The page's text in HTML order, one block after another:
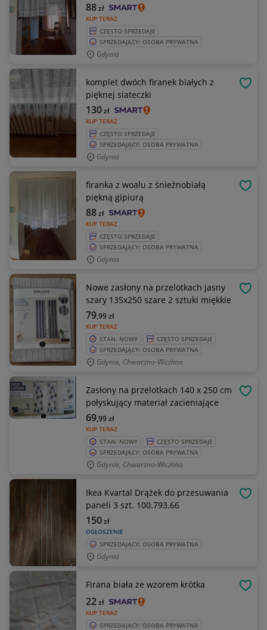
KUP TERAZ
88zł
CZĘSTO SPRZEDAJE
SPRZEDAJĄCY: OSOBA PRYWATNA
Gdynia
komplet dwóch firanek białych z
pięknej siateczki
KUP TERAZ
130zł
CZĘSTO SPRZEDAJE
SPRZEDAJĄCY: OSOBA PRYWATNA
Gdynia
firanka z woalu z śnieżnobiałą
piękną gipiurą
KUP TERAZ
88zł
CZĘSTO SPRZEDAJE
SPRZEDAJĄCY: OSOBA PRYWATNA
Gdynia
Nowe zasłony na przelotkach jasny
szary 135x250 szare 2 sztuki miękkie
KUP TERAZ
79,99zł
STAN: NOWY
CZĘSTO SPRZEDAJE
SPRZEDAJĄCY: OSOBA PRYWATNA
Gdynia, Chwarzno-Wiczlino
Zasłony na przelotkach 140 x 250 cm
połyskujący materiał zacieniające
KUP TERAZ
69,99zł
STAN: NOWY
CZĘSTO SPRZEDAJE
SPRZEDAJĄCY: OSOBA PRYWATNA
Gdynia, Chwarzno-Wiczlino
Ikea Kvartal Drążek do przesuwania
paneli 3 szt. 100.793.66
OGŁOSZENIE
150zł
SPRZEDAJĄCY: OSOBA PRYWATNA
Gdynia
Firana biała ze wzorem krótka
KUP TERAZ
22zł
SPRZEDAJĄCY: OSOBA PRYWATNA